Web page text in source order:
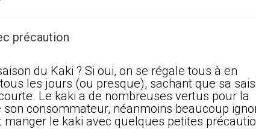
précaution
du Kaki ? Si oui, on se régale tous à en
les jours (ou presque), sachant que sa
Le kaki a de nombreuses vertus pour la
son consommateur, néanmoins beaucoup
manger le kaki avec quelques petites